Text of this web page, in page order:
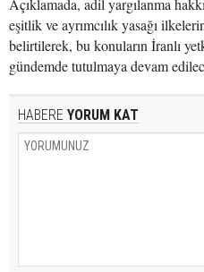
Açıklamada, adil yargılanma
eşitlik ve ayrımcılık yasağı
belirtilerek, bu konuların İranlı
gündemde tutulmaya devam
HABERE YORUM KAT